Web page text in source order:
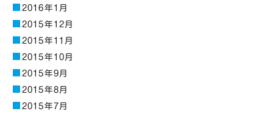
2016年1月
2015年12月
2015年11月
2015年10月
2015年9月
2015年8月
2015年7月